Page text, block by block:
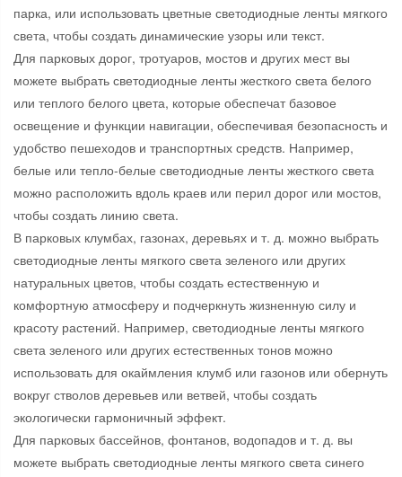
парка, или использовать цветные светодиодные ленты мягкого
света, чтобы создать динамические узоры или текст.
Для парковых дорог, тротуаров, мостов и других мест вы
можете выбрать светодиодные ленты жесткого света белого
или теплого белого цвета, которые обеспечат базовое
освещение и функции навигации, обеспечивая безопасность и
удобство пешеходов и транспортных средств. Например,
белые или тепло-белые светодиодные ленты жесткого света
можно расположить вдоль краев или перил дорог или мостов,
чтобы создать линию света.
В парковых клумбах, газонах, деревьях и т. д. можно выбрать
светодиодные ленты мягкого света зеленого или других
натуральных цветов, чтобы создать естественную и
комфортную атмосферу и подчеркнуть жизненную силу и
красоту растений. Например, светодиодные ленты мягкого
света зеленого или других естественных тонов можно
использовать для окаймления клумб или газонов или обернуть
вокруг стволов деревьев или ветвей, чтобы создать
экологически гармоничный эффект.
Для парковых бассейнов, фонтанов, водопадов и т. д. вы
можете выбрать светодиодные ленты мягкого света синего